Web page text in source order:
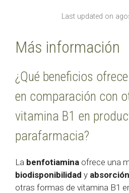
Last updated on
Más información
¿Qué beneficios
en comparación con
vitamina B1 en
parafarmacia?
La benfotiamina ofrece una
biodisponibilidad y absorción
otras formas de vitamina B1